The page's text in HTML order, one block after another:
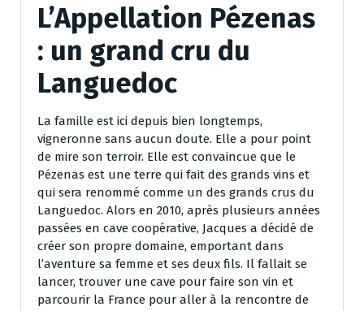
L’Appellation Pézenas
: un grand cru du
Languedoc
La famille est ici depuis bien longtemps,
vigneronne sans aucun doute. Elle a pour point
de mire son terroir. Elle est convaincue que le
Pézenas est une terre qui fait des grands vins et
qui sera renommé comme un des grands crus du
Languedoc. Alors en 2010, après plusieurs années
passées en cave coopérative, Jacques a décidé de
créer son propre domaine, emportant dans
l’aventure sa femme et ses deux fils. Il fallait se
lancer, trouver une cave pour faire son vin et
parcourir la France pour aller à la rencontre de